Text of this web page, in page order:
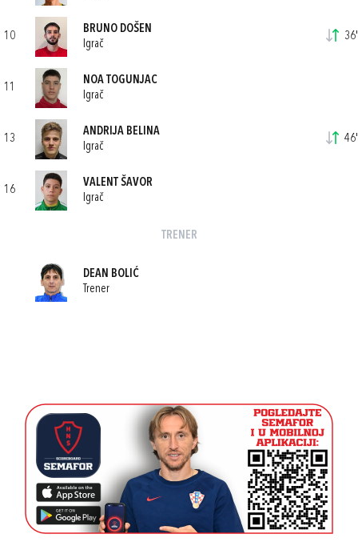
10
BRUNO DOŠEN
Igrač
36'
11
NOA TOGUNJAC
Igrač
13
ANDRIJA BELINA
Igrač
46'
16
VALENT ŠAVOR
Igrač
TRENER
DEAN BOLIĆ
Trener